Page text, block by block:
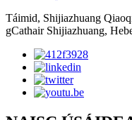
Táimid, Shijiazhuang
gCathair Shijiazhuang,